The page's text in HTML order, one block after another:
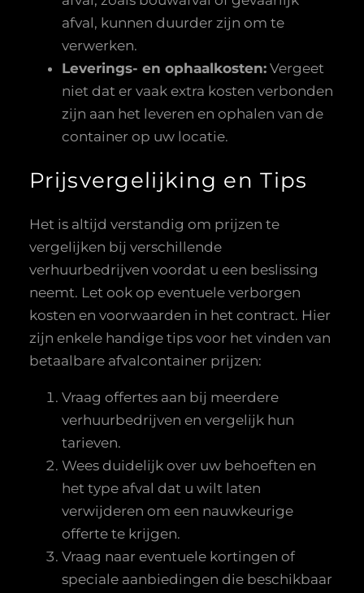
afval, kunnen duurder zijn om te
verwerken.
Leverings- en ophaalkosten: Vergeet
niet dat er vaak extra kosten verbonden
zijn aan het leveren en ophalen van de
container op uw locatie.
Prijsvergelijking en Tips
Het is altijd verstandig om prijzen te
vergelijken bij verschillende
verhuurbedrijven voordat u een beslissing
neemt. Let ook op eventuele verborgen
kosten en voorwaarden in het contract. Hier
zijn enkele handige tips voor het vinden van
betaalbare afvalcontainer prijzen:
Vraag offertes aan bij meerdere
verhuurbedrijven en vergelijk hun
tarieven.
Wees duidelijk over uw behoeften en
het type afval dat u wilt laten
verwijderen om een nauwkeurige
offerte te krijgen.
Vraag naar eventuele kortingen of
speciale aanbiedingen die beschikbaar